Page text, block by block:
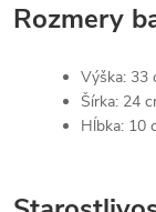
Rozmery
Výška: 33
Šírka: 24
Hĺbka: 10